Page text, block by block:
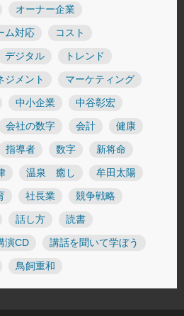
オーナー企業
ム対応 コスト
デジタル トレンド
ジメント マーケティング
中小企業 中谷彰宏
会社の数字 会計 健康
指導者 数字 新将命
温泉 癒し 牟田太陽
社長業 競争戦略
話し方 読書
演CD 講話を聞いて学ぼう
鳥飼重和